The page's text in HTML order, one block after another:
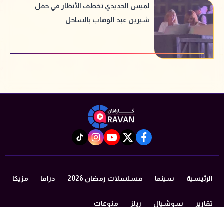
لميس الحديدي تخطف الأنظار في حفل
شيرين عبد الوهاب بالساحل
facebook
twitter
youtube
instagram
tiktok
الرئيسية سينما مسلسلات رمضان 2026 دراما مزيكا
تقارير سوشيال ريلز منوعات